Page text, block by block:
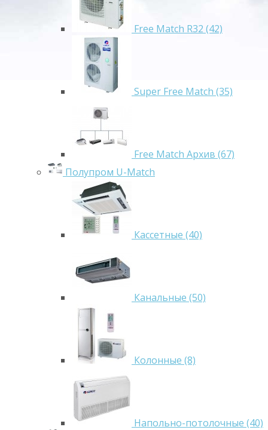
Free Match R32 (42)
Super Free Match (35)
Free Match Архив (67)
Полупром U-Match
Кассетные (40)
Канальные (50)
Колонные (8)
Напольно-потолочные (40)